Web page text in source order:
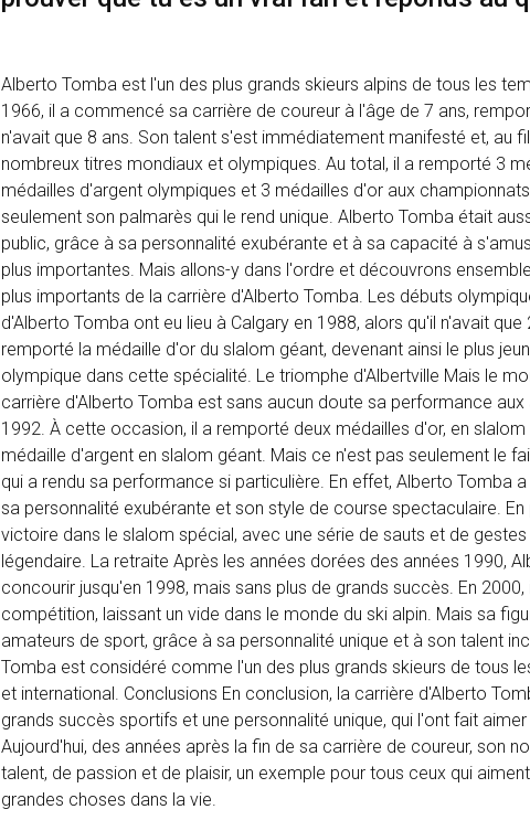
Alberto Tomba est l'un des plus grands skieurs alpins de tous les
1966, il a commencé sa carrière de coureur à l'âge de 7 ans,
n'avait que 8 ans. Son talent s'est immédiatement manifesté et, au
nombreux titres mondiaux et olympiques. Au total, il a remporté 3
médailles d'argent olympiques et 3 médailles d'or aux
seulement son palmarès qui le rend unique. Alberto Tomba était
public, grâce à sa personnalité exubérante et à sa capacité à
plus importantes. Mais allons-y dans l'ordre et découvrons
plus importants de la carrière d'Alberto Tomba. Les débuts
d'Alberto Tomba ont eu lieu à Calgary en 1988, alors qu'il n'avait
remporté la médaille d'or du slalom géant, devenant ainsi le plus
olympique dans cette spécialité. Le triomphe d'Albertville Mais le
carrière d'Alberto Tomba est sans aucun doute sa performance
1992. À cette occasion, il a remporté deux médailles d'or, en
médaille d'argent en slalom géant. Mais ce n'est pas seulement le
qui a rendu sa performance si particulière. En effet, Alberto Tomba
sa personnalité exubérante et son style de course spectaculaire.
victoire dans le slalom spécial, avec une série de sauts et de
légendaire. La retraite Après les années dorées des années 1990,
concourir jusqu'en 1998, mais sans plus de grands succès. En
compétition, laissant un vide dans le monde du ski alpin. Mais sa
amateurs de sport, grâce à sa personnalité unique et à son talent
Tomba est considéré comme l'un des plus grands skieurs de tous
et international. Conclusions En conclusion, la carrière d'Alberto
grands succès sportifs et une personnalité unique, qui l'ont fait
Aujourd'hui, des années après la fin de sa carrière de coureur, son
talent, de passion et de plaisir, un exemple pour tous ceux qui
grandes choses dans la vie.